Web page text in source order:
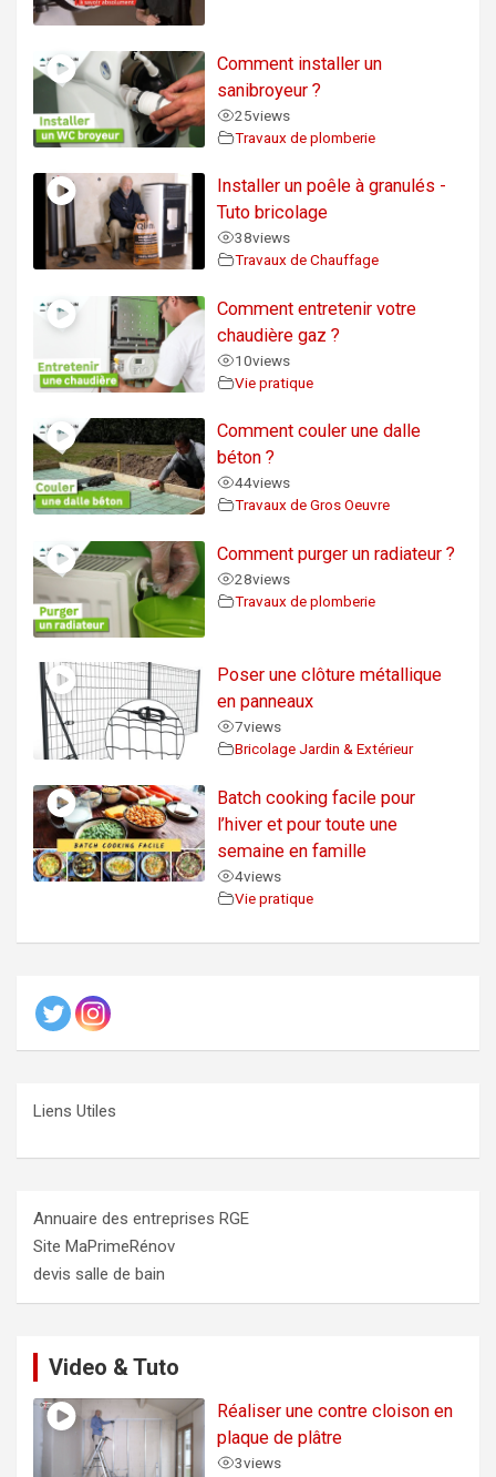
Comment installer un
sanibroyeur ?
25views
Travaux de plomberie
Installer un poêle à granulés -
Tuto bricolage
38views
Travaux de Chauffage
Comment entretenir votre
chaudière gaz ?
10views
Vie pratique
Comment couler une dalle
béton ?
44views
Travaux de Gros Oeuvre
Comment purger un radiateur ?
28views
Travaux de plomberie
Poser une clôture métallique
en panneaux
7views
Bricolage Jardin & Extérieur
Batch cooking facile pour
l’hiver et pour toute une
semaine en famille
4views
Vie pratique
Liens Utiles
Annuaire des entreprises RGE
Site MaPrimeRénov
devis salle de bain
Video & Tuto
Réaliser une contre cloison en
plaque de plâtre
3views